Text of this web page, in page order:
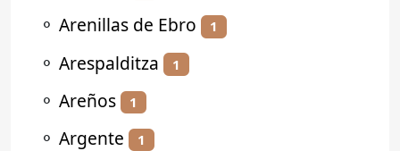
⚬ Arenillas de Ebro 1
⚬ Arespalditza 1
⚬ Areños 1
⚬ Argente 1